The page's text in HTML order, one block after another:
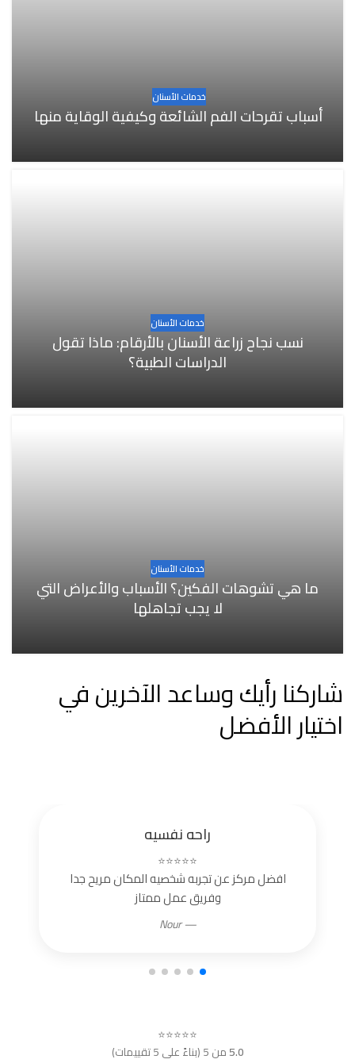
خدمات الأسنان
أسباب تقرحات الفم الشائعة وكيفية الوقاية منها
خدمات الأسنان
نسب نجاح زراعة الأسنان بالأرقام: ماذا تقول
الدراسات الطبية؟
خدمات الأسنان
ما هي تشوهات الفكين؟ الأسباب والأعراض التي
لا يجب تجاهلها
شاركنا رأيك وساعد الآخرين في
اختيار الأفضل
راحه نفسيه
⭐⭐⭐⭐⭐
افضل مركز عن تجربه شخصيه المكان مريح جدا
وفريق عمل ممتاز
— Nour
⭐⭐⭐⭐⭐
5.0من 5 (بناءً على 5 تقييمات)